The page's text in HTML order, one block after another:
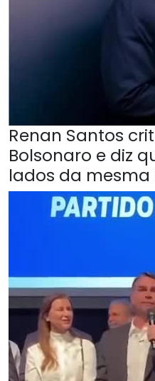
Renan Santos
Bolsonaro e diz
lados da mesma